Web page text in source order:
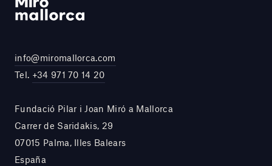
info@miromallorca.com
Tel. +34 971 70 14 20
Fundació Pilar i Joan Miró a Mallorca
Carrer de Saridakis, 29
07015 Palma, Illes Balears
España